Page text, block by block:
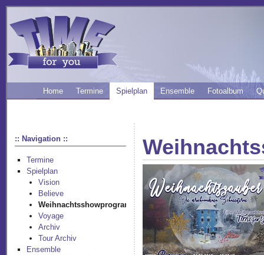
Home Termine Spielplan Ensemble Fotoalbum
:: Navigation ::
Termine
Spielplan
Vision
Believe
Weihnachtsshowprogramm
Voyage
Archiv
Tour Archiv
Ensemble